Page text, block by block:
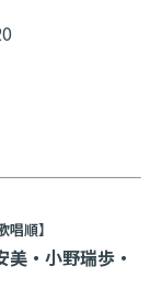
順】
・小野瑞歩・